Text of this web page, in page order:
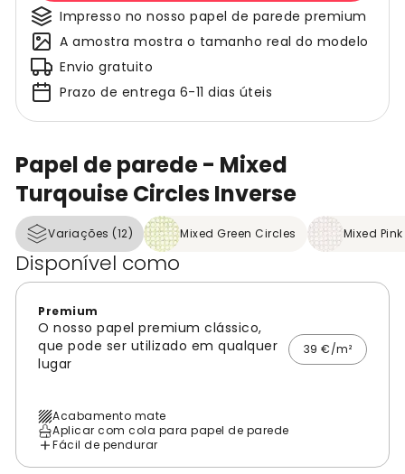
Papel de parede - Mixed
Turqouise Circles Inverse
Variações (12) Mixed Green Circles Mixed
Disponível como
Premium
O nosso papel premium clássico,
que pode ser utilizado em qualquer
lugar
39 €/m²
Acabamento mate
Aplicar com cola para papel de parede
Fácil de pendurar
Impresso no nosso papel de parede premium
A amostra mostra o tamanho real do modelo
Envio gratuito
Prazo de entrega 6-11 dias úteis